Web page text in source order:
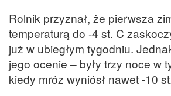
Rolnik przyznał, że pierwsza
temperaturą do -4 st. C
już w ubiegłym tygodniu.
jego ocenie – były trzy noce w
kiedy mróz wyniósł nawet -10